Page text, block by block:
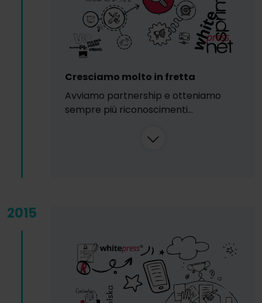
Cresciamo molto in fretta
Avviamo partnership e otteniamo
sempre più riconoscimenti...
2015